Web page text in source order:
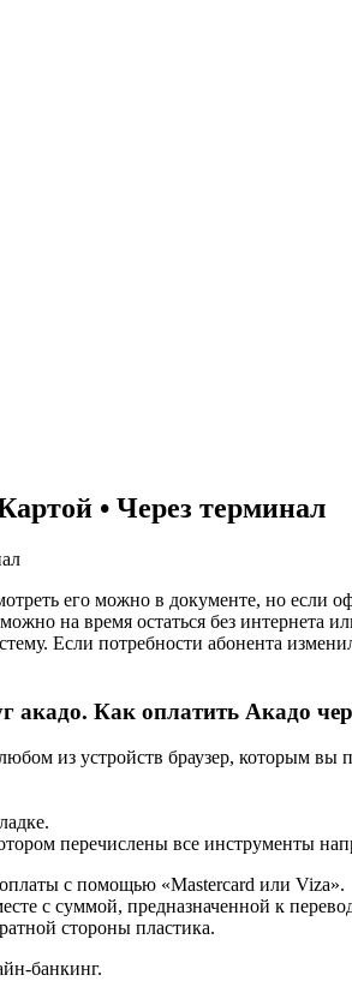
• Через терминал
его можно в документе, но если
на время остаться без интернета
Если потребности абонента
акадо. Как оплатить Акадо
из устройств браузер, которым вы
перечислены все инструменты
с помощью «Mastercard или Viza».
с суммой, предназначенной к
стороны пластика.
банкинг.